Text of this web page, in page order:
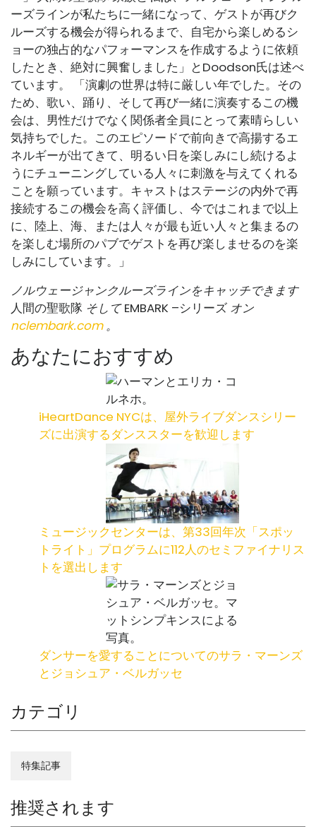
ーズラインが私たちに一緒になって、ゲストが再びク
ルーズする機会が得られるまで、自宅から楽しめるシ
ョーの独占的なパフォーマンスを作成するように依頼
したとき、絶対に興奮しました」とDoodson氏は述べ
ています。 「演劇の世界は特に厳しい年でした。その
ため、歌い、踊り、そして再び一緒に演奏するこの機
会は、男性だけでなく関係者全員にとって素晴らしい
気持ちでした。このエピソードで前向きで高揚するエ
ネルギーが出てきて、明るい日を楽しみにし続けるよ
うにチューニングしている人々に刺激を与えてくれる
ことを願っています。キャストはステージの内外で再
接続するこの機会を高く評価し、今ではこれまで以上
に、陸上、海、または人々が最も近い人々と集まるの
を楽しむ場所のパブでゲストを再び楽しませるのを楽
しみにしています。」
ノルウェージャンクルーズラインをキャッチできます
人間の聖歌隊 そしてEMBARK –シリーズ オン
nclembark.com。
あなたにおすすめ
iHeartDance NYCは、屋外ライブダンスシリー
ズに出演するダンススターを歓迎します
ミュージックセンターは、第33回年次「スポッ
トライト」プログラムに112人のセミファイナリス
トを選出します
ダンサーを愛することについてのサラ・マーンズ
とジョシュア・ベルガッセ
カテゴリ
特集記事
推奨されます